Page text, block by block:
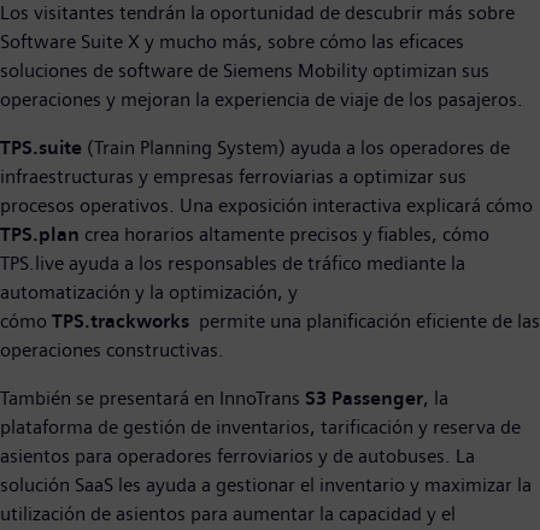
Los visitantes tendrán la oportunidad de descubrir más sobre
Software Suite X y mucho más, sobre cómo las eficaces
soluciones de software de Siemens Mobility optimizan sus
operaciones y mejoran la experiencia de viaje de los pasajeros.
TPS.suite (Train Planning System) ayuda a los operadores de
infraestructuras y empresas ferroviarias a optimizar sus
procesos operativos. Una exposición interactiva explicará cómo
TPS.plan crea horarios altamente precisos y fiables, cómo
TPS.live ayuda a los responsables de tráfico mediante la
automatización y la optimización, y
cómo TPS.trackworks permite una planificación eficiente de las
operaciones constructivas.
También se presentará en InnoTrans S3 Passenger, la
plataforma de gestión de inventarios, tarificación y reserva de
asientos para operadores ferroviarios y de autobuses. La
solución SaaS les ayuda a gestionar el inventario y maximizar la
utilización de asientos para aumentar la capacidad y el